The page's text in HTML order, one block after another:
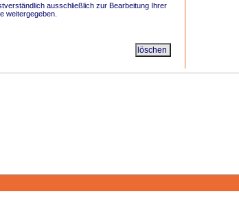
ausschließlich zur Bearbeitung Ihrer
weitergegeben.